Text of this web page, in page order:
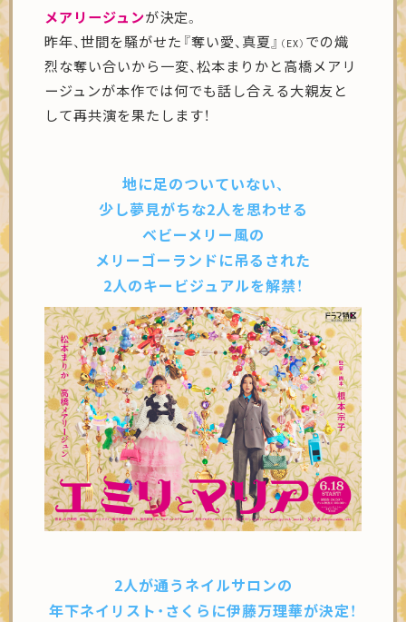
メアリージュンが決定。
昨年、世間を騒がせた『奪い愛、真夏』 （EX） での熾
烈な奪い合いから一変、松本まりかと高橋メアリ
ージュンが本作では何でも話し合える大親友と
して再共演を果たします！
地に足のついていない、
少し夢見がちな2人を思わせる
ベビーメリー風の
メリーゴーランドに吊るされた
2人のキービジュアルを解禁！
2人が通うネイルサロンの
年下ネイリスト・さくらに伊藤万理華が決定！